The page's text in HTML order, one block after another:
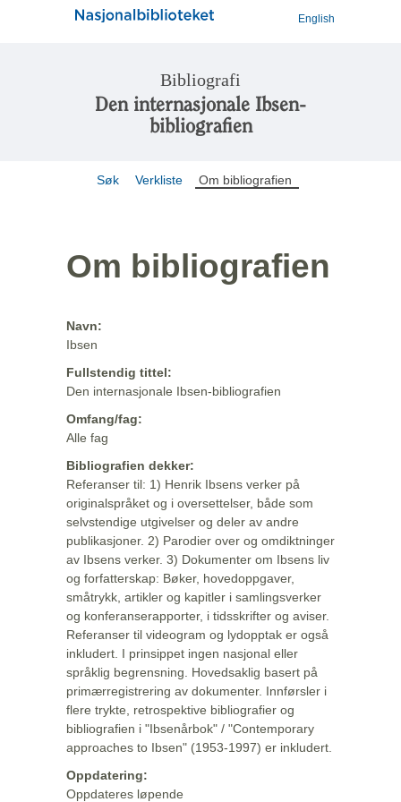
English
Bibliografi
Den internasjonale Ibsen-
bibliografien
Søk Verkliste Om bibliografien
Om bibliografien
Navn:
Ibsen
Fullstendig tittel:
Den internasjonale Ibsen-bibliografien
Omfang/fag:
Alle fag
Bibliografien dekker:
Referanser til: 1) Henrik Ibsens verker på
originalspråket og i oversettelser, både som
selvstendige utgivelser og deler av andre
publikasjoner. 2) Parodier over og omdiktninger
av Ibsens verker. 3) Dokumenter om Ibsens liv
og forfatterskap: Bøker, hovedoppgaver,
småtrykk, artikler og kapitler i samlingsverker
og konferanserapporter, i tidsskrifter og aviser.
Referanser til videogram og lydopptak er også
inkludert. I prinsippet ingen nasjonal eller
språklig begrensning. Hovedsaklig basert på
primærregistrering av dokumenter. Innførsler i
flere trykte, retrospektive bibliografier og
bibliografien i "Ibsenårbok" / "Contemporary
approaches to Ibsen" (1953-1997) er inkludert.
Oppdatering:
Oppdateres løpende